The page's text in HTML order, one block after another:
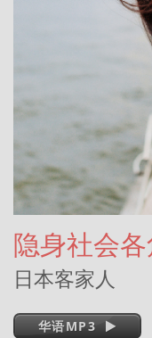
隐身社会
日本客家人
华语MP3